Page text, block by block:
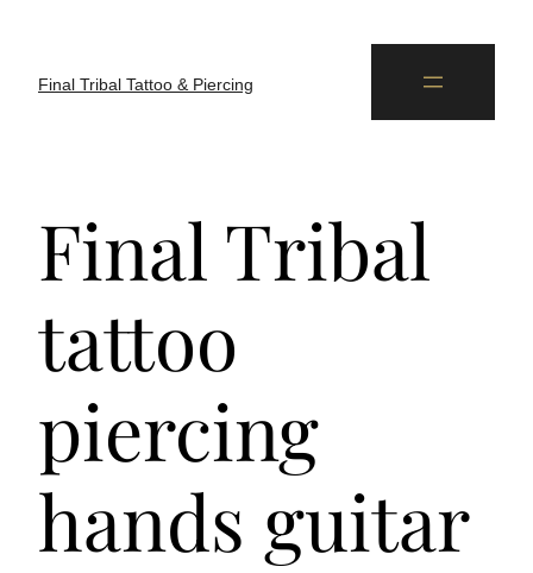
Final Tribal Tattoo & Piercing
Final Tribal
tattoo
piercing
hands guitar